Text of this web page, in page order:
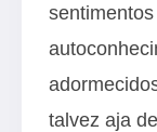
talvez aja